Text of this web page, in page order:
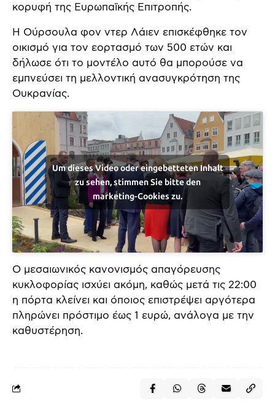
κορυφή της Ευρωπαϊκής Επιτροπής.
Η Ούρσουλα φον ντερ Λάιεν επισκέφθηκε τον
οικισμό για τον εορτασμό των 500 ετών και
δήλωσε ότι το μοντέλο αυτό θα μπορούσε να
εμπνεύσει τη μελλοντική ανασυγκρότηση της
Ουκρανίας.
Um dieses Video oder eingebetteten Inhalt
zu sehen, stimmen Sie bitte den
marketing-Cookies zu.
Ο μεσαιωνικός κανονισμός απαγόρευσης
κυκλοφορίας ισχύει ακόμη, καθώς μετά τις 22:00
η πόρτα κλείνει και όποιος επιστρέψει αργότερα
πληρώνει πρόστιμο έως 1 ευρώ, ανάλογα με την
καθυστέρηση.